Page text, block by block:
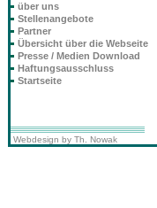
über uns
Stellenangebote
Partner
Übersicht über die Webseite
Presse / Medien Download
Haftungsausschluss
Startseite
Webdesign by Th. Nowak